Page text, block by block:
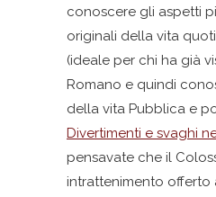
conoscere gli aspetti
originali della vita
(ideale per chi ha già
Romano e quindi
della vita Pubblica e
Divertimenti e svaghi
pensavate che il
intrattenimento offerto